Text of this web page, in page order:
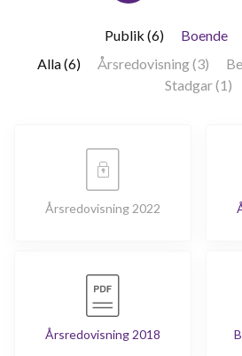
Publik (6) Boende
Alla (6)
Årsredovisning (3)
Stadgar (1)
Årsredovisning 2022
Årsredovisning 2018